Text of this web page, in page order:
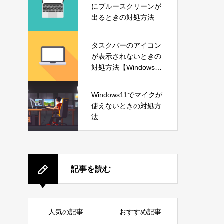
にブルースクリーンが
出るときの対処方法
タスクバーのアイコン
が表示されないときの
対処方法【Windows1
Windows11でマイクが
使えないときの対処方
法
記事を読む
人気の記事 おすすめ記事